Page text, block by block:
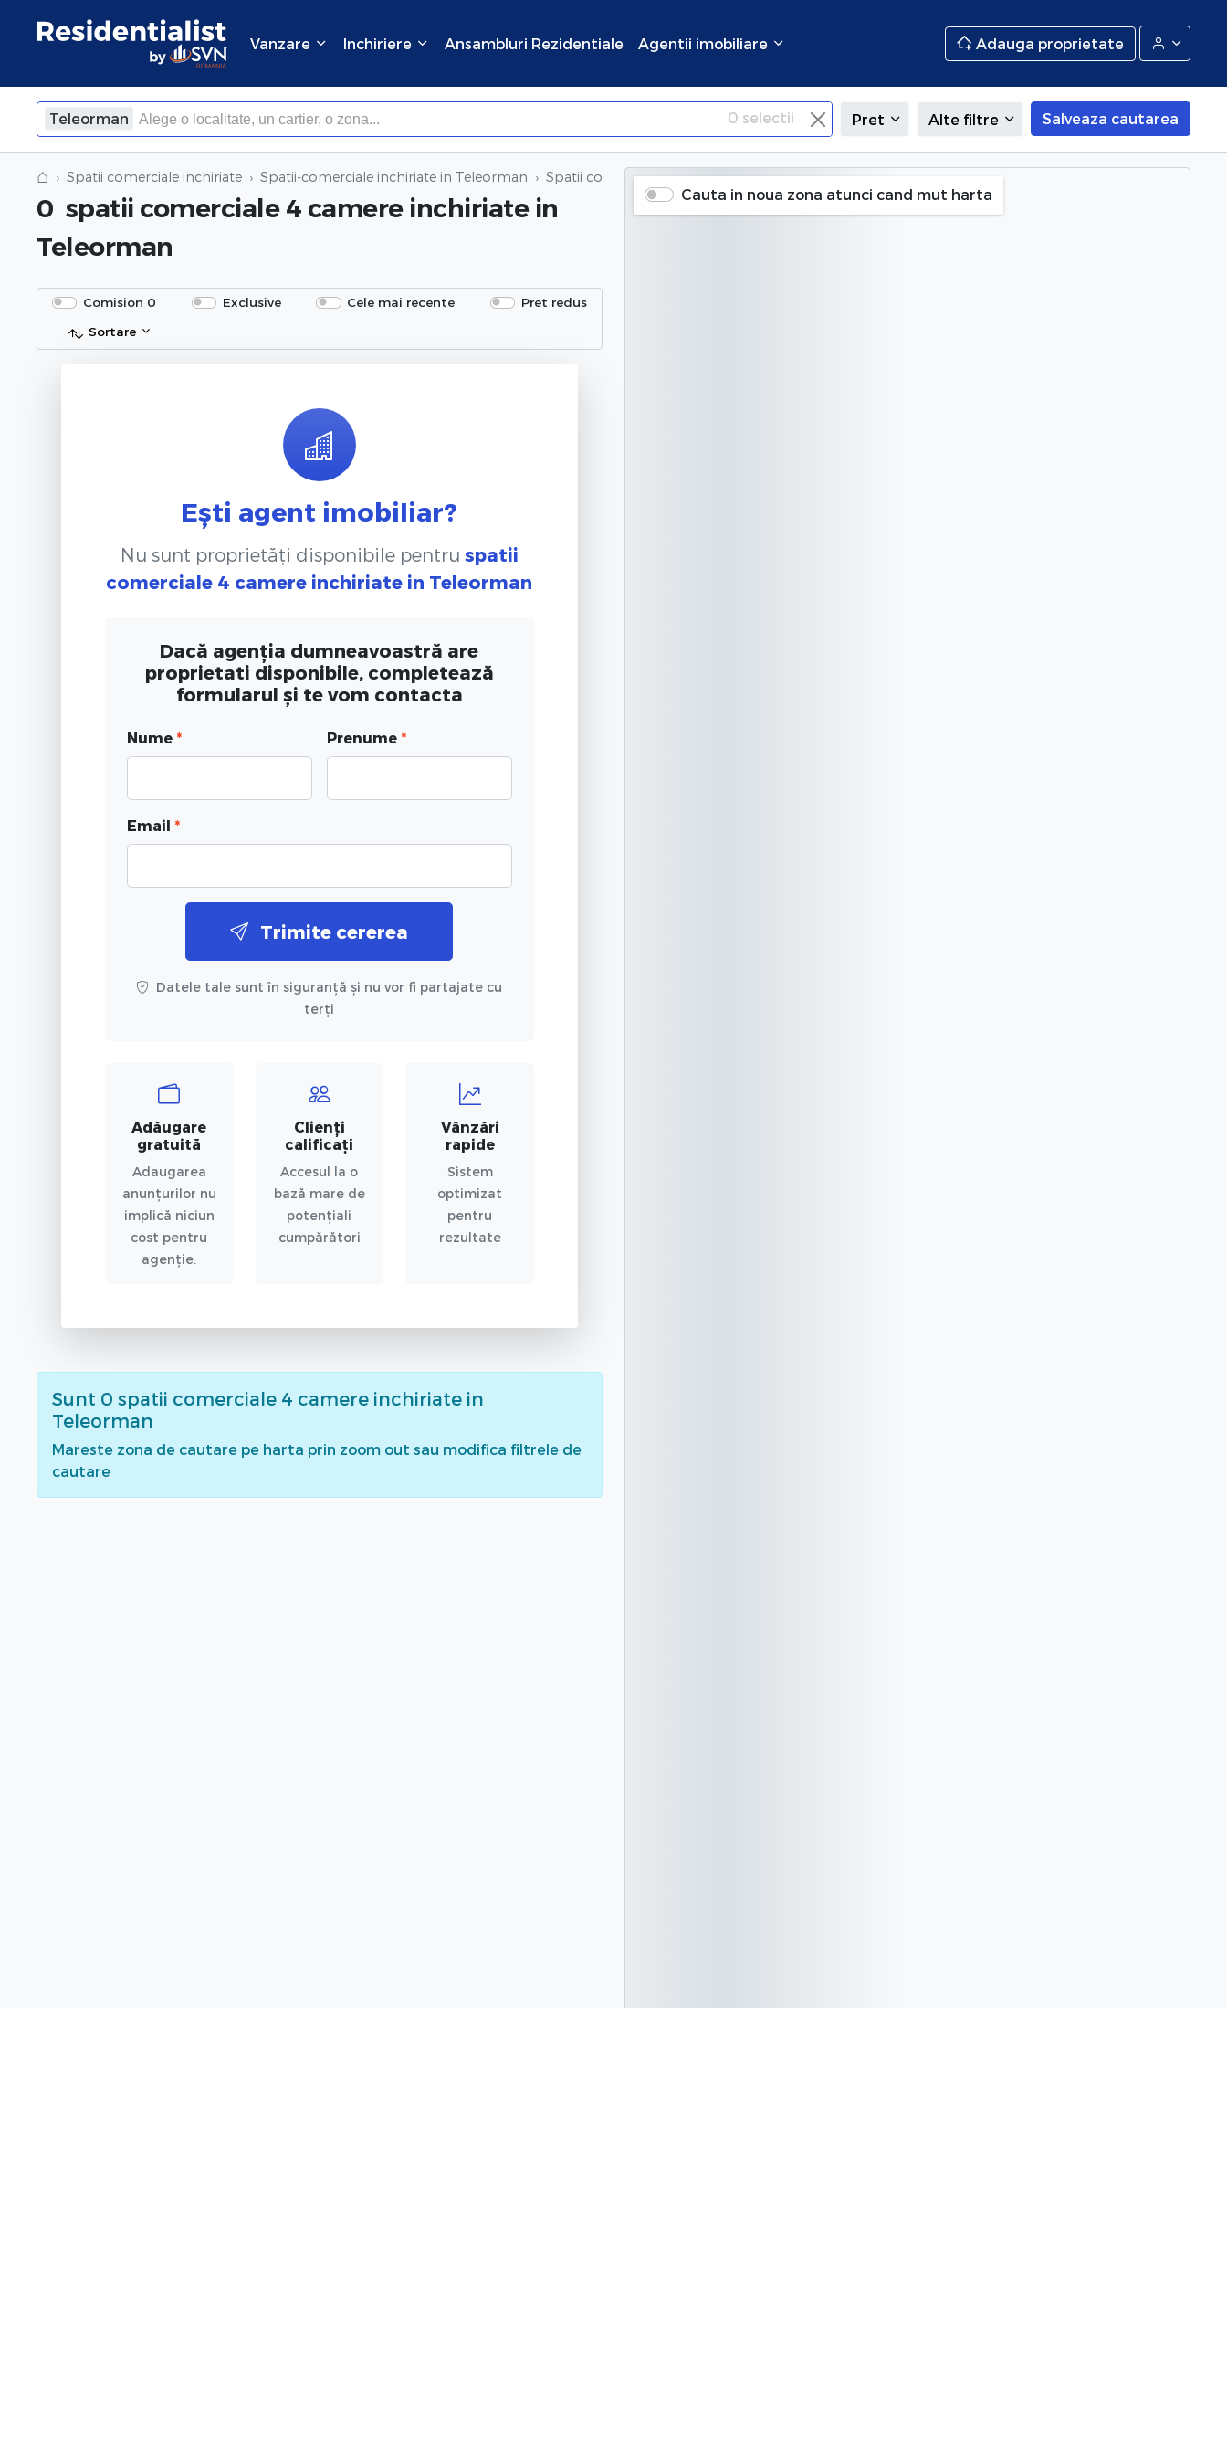
Vanzare Inchiriere Ansambluri Rezidentiale Agentii imobiliare Adauga proprietate
Teleorman
×Inchide
0 selectii Pret Alte filtre Salveaza cautarea
⌂ Spatii comerciale inchiriate Spatii-comerciale inchiriate in Teleorman Spatii comerciale 4 camere inchiriate in Teleorman
0 spatii comerciale 4 camere inchiriate in
Teleorman
Comision 0 Exclusive Cele mai recente
Pret redus
Sortare
Ești agent imobiliar?
Nu sunt proprietăți disponibile pentru spatii
comerciale 4 camere inchiriate in Teleorman
Dacă agenția dumneavoastră are
proprietati disponibile, completează
formularul și te vom contacta
Nume * Prenume *
Email *
Trimite cererea
Datele tale sunt în siguranță și nu vor fi partajate cu
terți
Adăugare
gratuită
Adaugarea
anunțurilor nu
implică niciun
cost pentru
agenție.
Clienți
calificați
Accesul la o
bază mare de
potențiali
cumpărători
Vânzări
rapide
Sistem
optimizat
pentru
rezultate
Sunt 0 spatii comerciale 4 camere inchiriate in
Teleorman
Mareste zona de cautare pe harta prin zoom out sau modifica filtrele de
cautare
Cauta in noua zona atunci cand mut harta